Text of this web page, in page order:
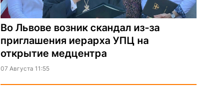
Во Львове возник скандал из-за
приглашения иерарха УПЦ на
открытие медцентра
07 Августа 11:55